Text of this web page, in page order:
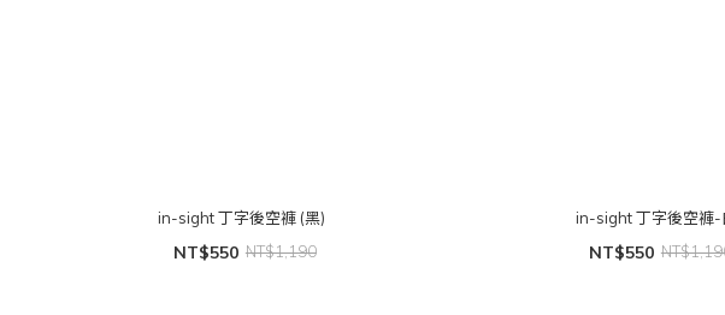
in-sight 丁字後空褲 (黑)
NT$550 NT$1,190
in-sight 丁字後空褲-
NT$550